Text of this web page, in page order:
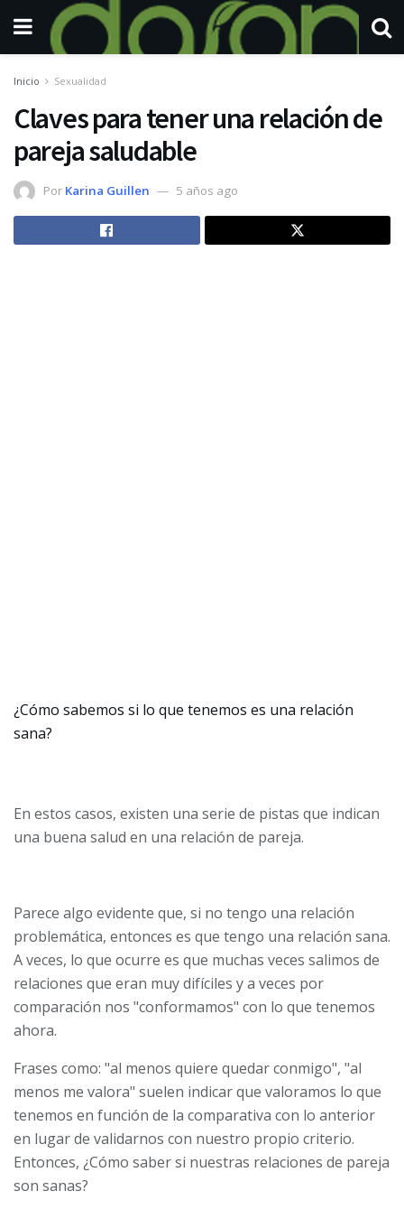
Inicio Sexualidad
Claves para tener una relación de
pareja saludable
Por Karina Guillen 5 años ago
¿Cómo sabemos si lo que tenemos es una relación
sana?
En estos casos, existen una serie de pistas que indican
una buena salud en una relación de pareja.
Parece algo evidente que, si no tengo una relación
problemática, entonces es que tengo una relación sana.
A veces, lo que ocurre es que muchas veces salimos de
relaciones que eran muy difíciles y a veces por
comparación nos "conformamos" con lo que tenemos
ahora.
Frases como: "al menos quiere quedar conmigo", "al
menos me valora" suelen indicar que valoramos lo que
tenemos en función de la comparativa con lo anterior
en lugar de validarnos con nuestro propio criterio.
Entonces, ¿Cómo saber si nuestras relaciones de pareja
son sanas?